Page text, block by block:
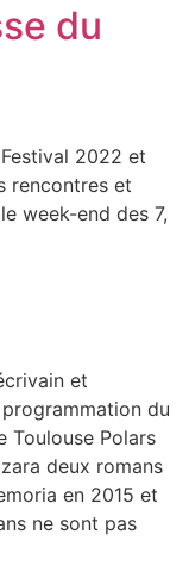
du
2022 et
rencontres et
week-end des 7,
et
du
Toulouse Polars
deux romans
en 2015 et
ne sont pas